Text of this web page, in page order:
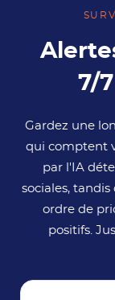
7/
Gardez une
qui comptent
par l'IA
sociales,
ordre de
positifs.